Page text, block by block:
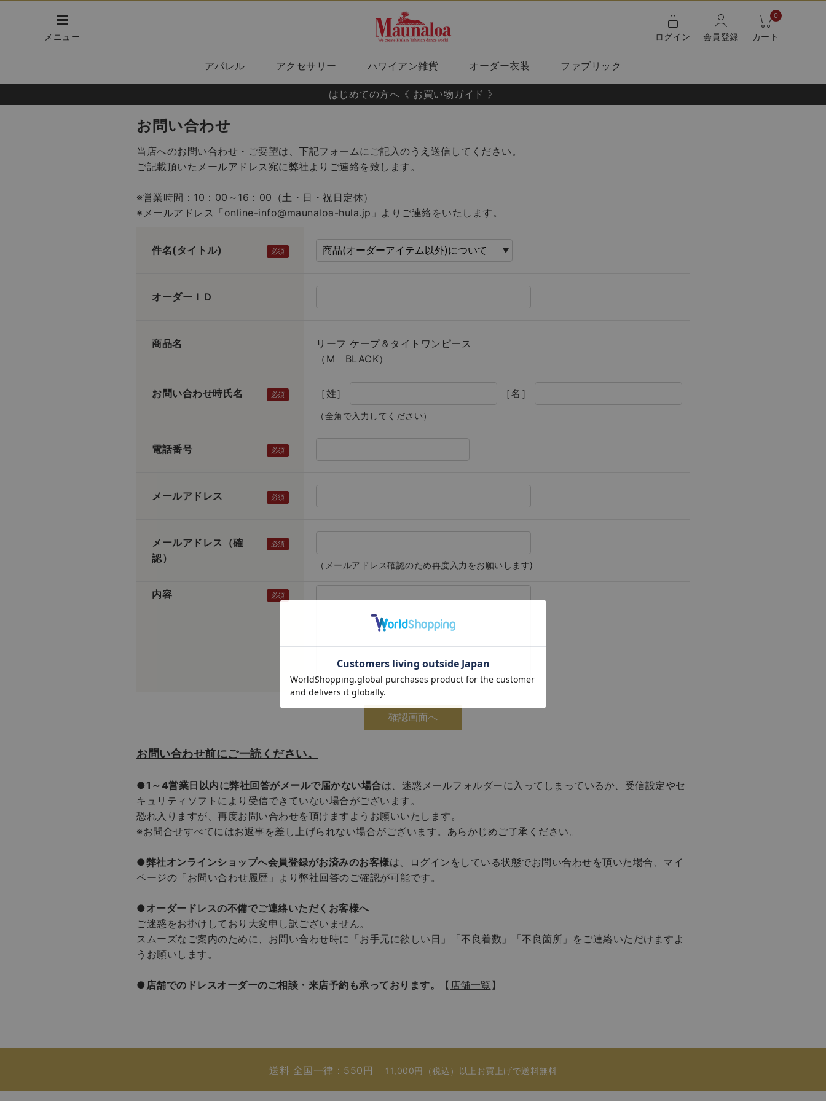
メニュー ログイン 会員登録
0
カート
アパレル アクセサリー ハワイアン雑貨 オーダー衣装 ファブリック
はじめての方へ《 お買い物ガイド 》
お問い合わせ
当店へのお問い合わせ・ご要望は、下記フォームにご記入のうえ送信してください。
ご記載頂いたメールアドレス宛に弊社よりご連絡を致します。
※営業時間：10：00～16：00（土・日・祝日定休）
※メールアドレス「online-info@maunaloa-hula.jp」よりご連絡をいたします。
件名(タイトル)
オーダーＩＤ
商品名
リーフ ケープ＆タイトワンピース
（M BLACK）
お問い合わせ時氏名 ［姓］ ［名］
（全角で入力してください）
電話番号
メールアドレス
メールアドレス（確
認）
（メールアドレス確認のため再度入力をお願いします)
内容
お問い合わせ前にご一読ください。
●1～4営業日以内に弊社回答がメールで届かない場合は、迷惑メールフォルダーに入ってしまっているか、受信設定やセ
キュリティソフトにより受信できていない場合がございます。
恐れ入りますが、再度お問い合わせを頂けますようお願いいたします。
※お問合せすべてにはお返事を差し上げられない場合がございます。あらかじめご了承ください。
●弊社オンラインショップへ会員登録がお済みのお客様は、ログインをしている状態でお問い合わせを頂いた場合、マイ
ページの「お問い合わせ履歴」より弊社回答のご確認が可能です。
●オーダードレスの不備でご連絡いただくお客様へ
ご迷惑をお掛けしており大変申し訳ございません。
スムーズなご案内のために、お問い合わせ時に「お手元に欲しい日」「不良着数」「不良箇所」をご連絡いただけますよ
うお願いします。
●店舗でのドレスオーダーのご相談・来店予約も承っております。 【 店舗一覧 】
送料 全国一律：550円 11,000円（税込）以上お買上げで送料無料